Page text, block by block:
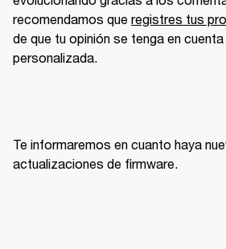
recomendamos que registres tus
de que tu opinión se tenga en
personalizada.
Te informaremos en cuanto haya
actualizaciones de firmware.